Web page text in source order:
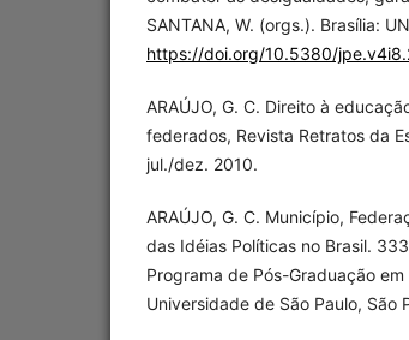
SANTANA, W. (orgs.). Brasília:
https://doi.org/10.5380/
ARAÚJO, G. C. Direito à
federados, Revista Retratos da
jul./dez. 2010.
ARAÚJO, G. C. Município,
das Idéias Políticas no Brasil.
Programa de Pós-Graduação
Universidade de São Paulo, São